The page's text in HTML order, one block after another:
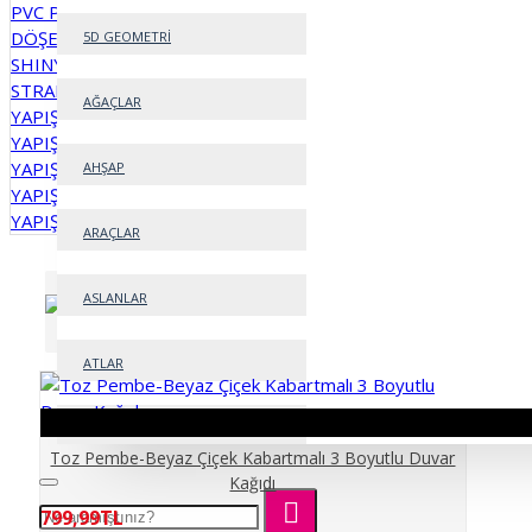
5D GEOMETRİ
AĞAÇLAR
AHŞAP
ARAÇLAR
ASLANLAR
ATLAR
PVC PARKE ZEMİN VE DUVAR
DÖŞEME
SHINY MERMER PANEL
STRAFOR DUVAR PANELLERİ
YAPIŞKANLI DUVAR PANELLERİ
YAPIŞKANLI EPOKSİ PANELLER
YAPIŞKANLI FOLYO KAPLAMA
YAPIŞKANLI FOLYOLAR
YAPIŞKANLI RULOLAR
Toz Pembe-Beyaz Çiçek Kabartmalı 3 Boyutlu Duvar
Kağıdı
799,99TL